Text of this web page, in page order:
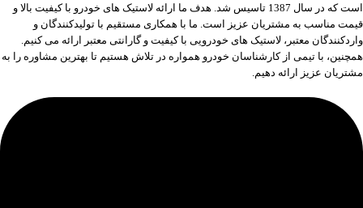
است که در سال 1387 تاسیس شد. هدف ما ارائه لاستیک های خودرو با کیفیت بالا و
قیمت مناسب به مشتریان عزیز است. ما با همکاری مستقیم با تولیدکنندگان و
واردکنندگان معتبر، لاستیک های خودرویی با کیفیت و گارانتی معتبر ارائه می کنیم.
همچنین، با تیمی از کارشناسان خودرو همواره در تلاش هستیم تا بهترین مشاوره را به
مشتریان عزیز ارائه دهیم.